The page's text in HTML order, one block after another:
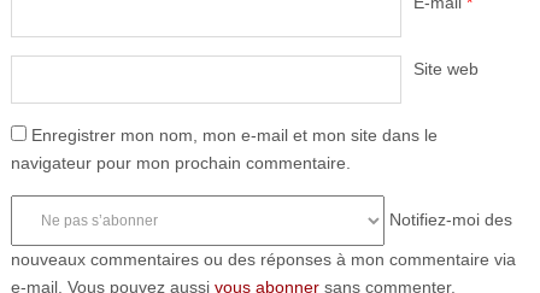
Site web
Enregistrer mon nom, mon e-mail et mon site dans le
navigateur pour mon prochain commentaire.
Notifiez-moi des
nouveaux commentaires ou des réponses à mon commentaire via
e-mail. Vous pouvez aussi vous abonnersans commenter.